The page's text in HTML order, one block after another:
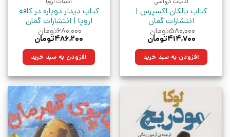
کتاب بالکان اکسپرس |
انتشارات گمان
۵۸۰,۰۰۰تومان
قیمت
۵۸۰,۰۰۰تومان
بود.
۴۱۴,۷۰۰تومان
۴۱۴,۷۰۰تومان.افزودن به سبد خرید
کتاب دیدار دوباره در کافه
اروپا | انتشارات گمان
۶۸۰,۰۰۰تومان
قیمت
۶۸۰,۰۰۰تومان
بود.
۴۸۶,۲۰۰تومان
۴۸۶,۲۰۰تومان.افزودن به سبد خرید